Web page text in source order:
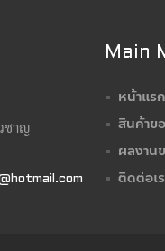
ชาญ
Main
หน้าแรก
สินค้าขอ
ผลงาน
ติดต่อเร